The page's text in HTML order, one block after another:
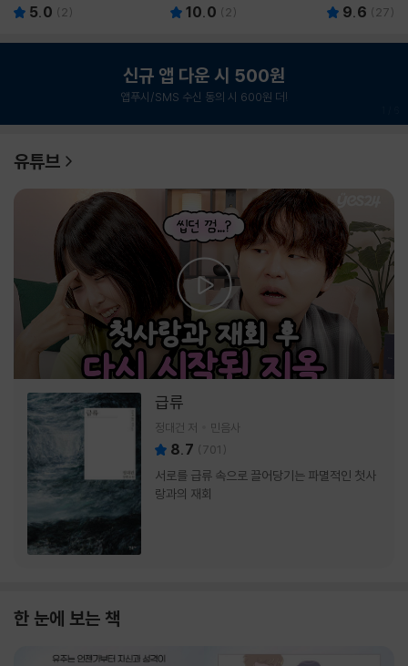
5.0 ( 2) 10.0 ( 2) 9.6 ( 27)
신규 앱 다운 시 500원
앱푸시/SMS 수신 동의 시 600원 더!
유튜브
급류
정대건 저 민음사
8.7 (701 )
서로를 급류 속으로 끌어당기는 파멸적인 첫사
랑과의 재회
한 눈에 보는 책